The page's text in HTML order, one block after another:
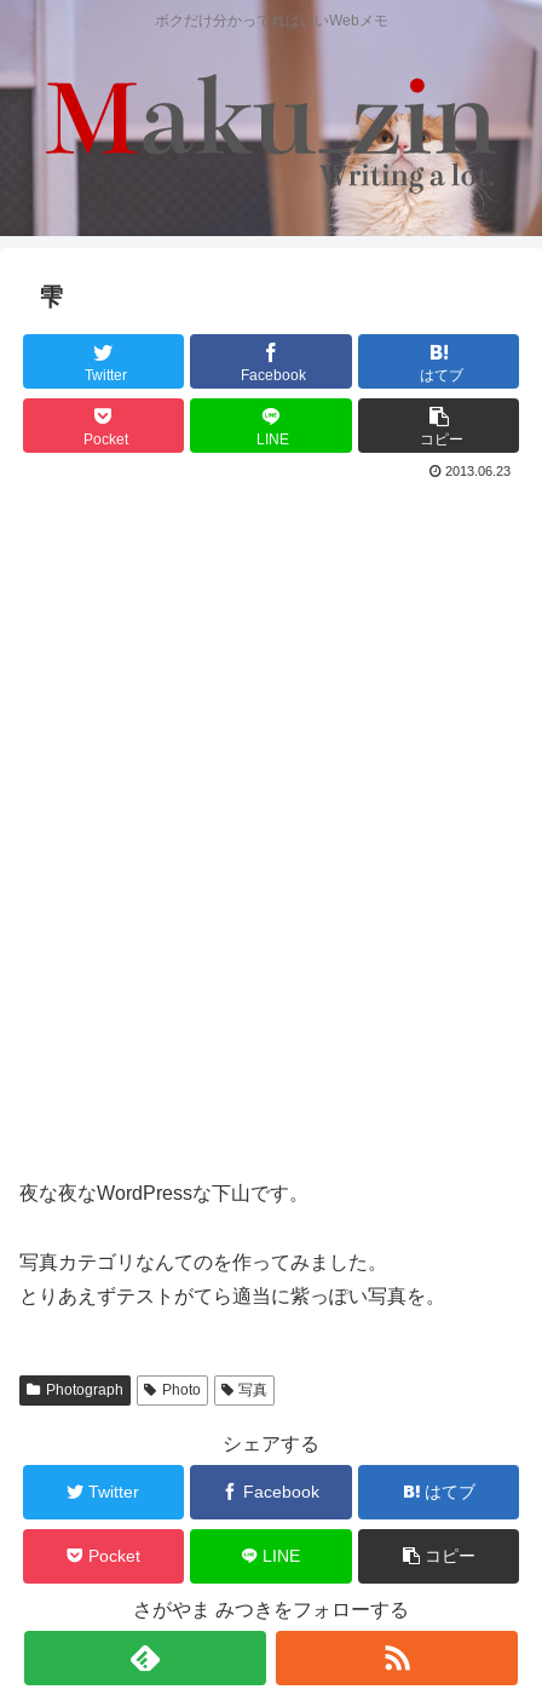
ボクだけ分かってればいいWebメモ
雫
Twitter Facebook はてブ
Pocket LINE コピー
2013.06.23
夜な夜なWordPressな下山です。
写真カテゴリなんてのを作ってみました。
とりあえずテストがてら適当に紫っぽい写真を。
Photograph Photo 写真
シェアする
Twitter Facebook はてブ
Pocket LINE コピー
さがやま みつきをフォローする